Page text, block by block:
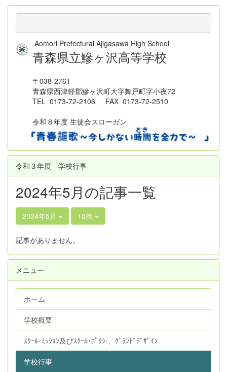
Aomori Prefectural Ajigasawa High School
青森県立鰺ヶ沢高等学校
〒038-2761
青森県西津軽郡鰺ヶ沢町大字舞戸町字小夜72
TEL 0173-72-2106 FAX 0173-72-2510
令和８年度 生徒会スローガン
令和３年度 学校行事
2024年5月の記事一覧
2024年5月 10件
記事がありません。
メニュー
ホーム
学校概要
ｽｸｰﾙ･ﾐｯｼｮﾝ及びｽｸｰﾙ･ﾎﾟﾘｼ‐、ｸﾞﾗﾝﾄﾞﾃﾞｻﾞｲﾝ
学校行事